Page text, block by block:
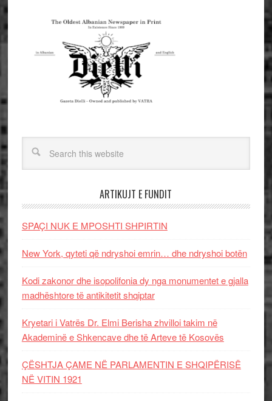
ARTIKUJT E FUNDIT
SPAÇI NUK E MPOSHTI SHPIRTIN
New York, qyteti që ndryshoi emrin… dhe ndryshoi botën
Kodi zakonor dhe isopolifonia dy nga monumentet e gjalla
madhështore të antikitetit shqiptar
Kryetari i Vatrës Dr. Elmi Berisha zhvilloi takim në
Akademinë e Shkencave dhe të Arteve të Kosovës
ÇËSHTJA ÇAME NË PARLAMENTIN E SHQIPËRISË
NË VITIN 1921